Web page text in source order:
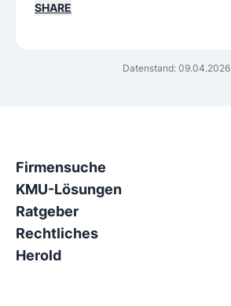
Datenstand: 09.04.2026
SHARE
Firmensuche
KMU-Lösungen
Ratgeber
Rechtliches
Herold